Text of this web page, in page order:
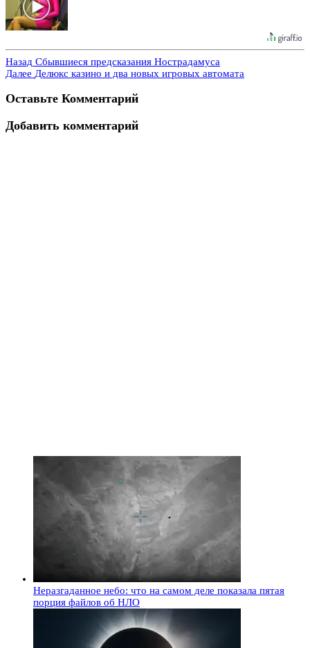
Назад Сбывшиеся предсказания Нострадамуса
Далее Делюкс казино и два новых игровых автомата
Оставьте Комментарий
Добавить комментарий
Неразгаданное небо: что на самом деле показала пятая
порция файлов об НЛО